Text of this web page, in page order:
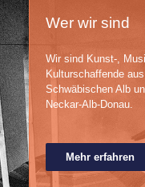
Wer wir sind
Wir sind Kunst-,
Kulturschaffende
Schwäbischen Alb
Neckar-Alb-Donau.
Mehr erfahren